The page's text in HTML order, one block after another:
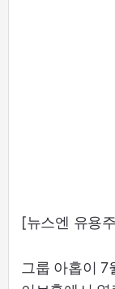
[뉴스엔 유용
그룹 아홉이